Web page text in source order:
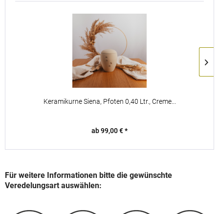
Keramikurne Siena, Pfoten 0,40 Ltr., Creme...
ab 99,00 € *
Für weitere Informationen bitte die gewünschte
Veredelungsart auswählen: